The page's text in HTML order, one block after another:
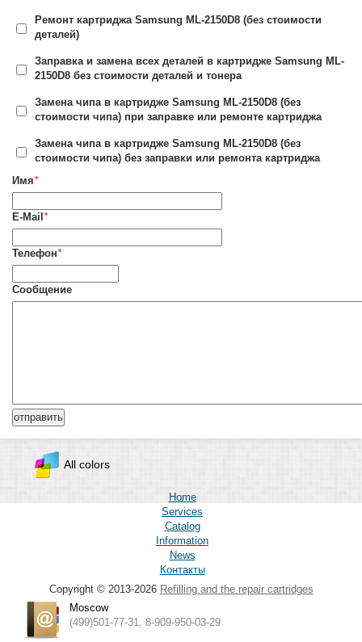
Ремонт картриджа Samsung ML-2150D8 (без стоимости
деталей)
Заправка и замена всех деталей в картридже Samsung ML-
2150D8 без стоимости деталей и тонера
Замена чипа в картридже Samsung ML-2150D8 (без
стоимости чипа) при заправке или ремонте картриджа
Замена чипа в картридже Samsung ML-2150D8 (без
стоимости чипа) без заправки или ремонта картриджа
Имя*
E-Mail *
Телефон*
Сообщение
All colors
Home
Services
Catalog
Information
News
Контакты
Copyright © 2013-2026 Refilling and the repair cartridges
Moscow
(499)501-77-31, 8-909-950-03-29